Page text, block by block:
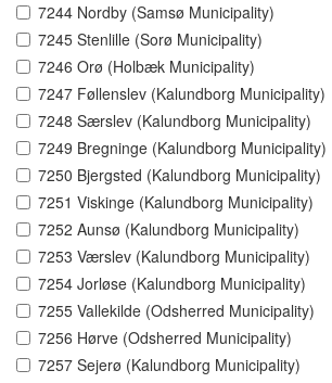
7244 Nordby (Samsø Municipality)
7245 Stenlille (Sorø Municipality)
7246 Orø (Holbæk Municipality)
7247 Føllenslev (Kalundborg Municipality)
7248 Særslev (Kalundborg Municipality)
7249 Bregninge (Kalundborg Municipality)
7250 Bjergsted (Kalundborg Municipality)
7251 Viskinge (Kalundborg Municipality)
7252 Aunsø (Kalundborg Municipality)
7253 Værslev (Kalundborg Municipality)
7254 Jorløse (Kalundborg Municipality)
7255 Vallekilde (Odsherred Municipality)
7256 Hørve (Odsherred Municipality)
7257 Sejerø (Kalundborg Municipality)